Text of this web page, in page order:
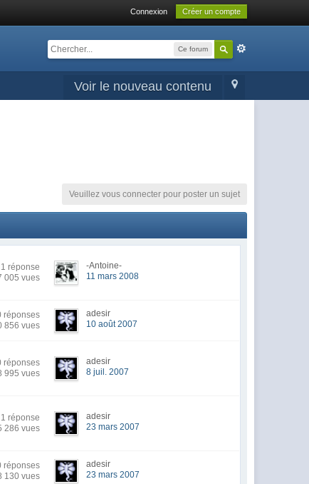
Connexion Créer un compte
Ce forum
Voir le nouveau contenu
Veuillez vous connecter pour poster un sujet
1 réponse
005 vues
-Antoine-
11 mars 2008
réponses
856 vues
adesir
10 août 2007
réponses
995 vues
adesir
8 juil. 2007
1 réponse
286 vues
adesir
23 mars 2007
réponses
130 vues
adesir
23 mars 2007